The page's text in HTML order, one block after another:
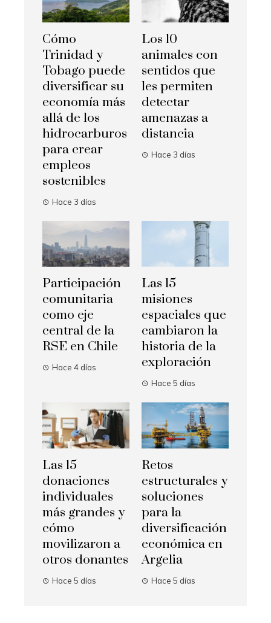
Cómo
Trinidad y
Tobago puede
diversificar su
economía más
allá de los
hidrocarburos
para crear
empleos
sostenibles
Hace 3 días
Los 10
animales con
sentidos que
les permiten
detectar
amenazas a
distancia
Hace 3 días
Participación
comunitaria
como eje
central de la
RSE en Chile
Hace 4 días
Las 15
misiones
espaciales que
cambiaron la
historia de la
exploración
Hace 5 días
Las 15
donaciones
individuales
más grandes y
cómo
movilizaron a
otros donantes
Hace 5 días
Retos
estructurales y
soluciones
para la
diversificación
económica en
Argelia
Hace 5 días